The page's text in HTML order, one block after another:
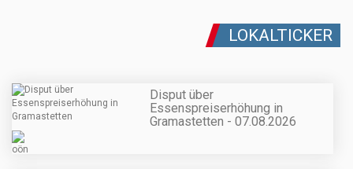
LOKALTICKER
Disput über
Essenspreiserhöhung in
Gramastetten - 07.08.2026